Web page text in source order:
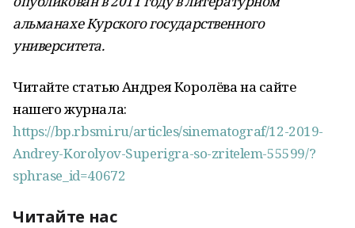
альманахе Курского государственного
университета.
Читайте статью Андрея Королёва на сайте
нашего журнала:
https://bp.rbsmi.ru/articles/sinematograf/12-2019-
Andrey-Korolyov-Superigra-so-zritelem-55599/?
sphrase_id=40672
Читайте нас